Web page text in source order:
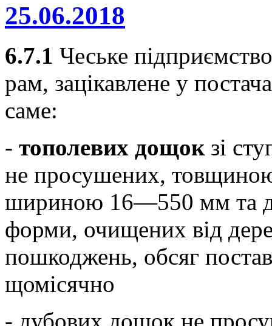
25.06.2018
6.7.1 Чеське
рам, зацікавлене у
саме:
- тополевих дощокзі
не просушених,
шириною 16—550 мм та
форми, очищених від
пошкоджень, обсяг
щомісячно